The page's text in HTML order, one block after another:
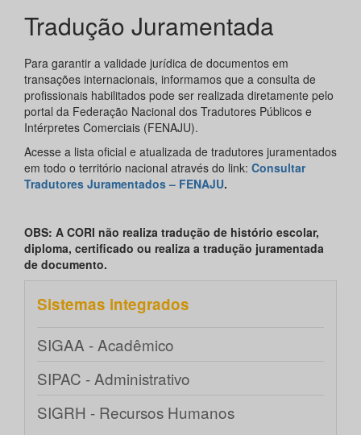
Tradução Juramentada
Para garantir a validade jurídica de documentos em
transações internacionais, informamos que a consulta de
profissionais habilitados pode ser realizada diretamente pelo
portal da Federação Nacional dos Tradutores Públicos e
Intérpretes Comerciais (FENAJU).
Acesse a lista oficial e atualizada de tradutores juramentados
em todo o território nacional através do link: Consultar
Tradutores Juramentados – FENAJU.
OBS: A CORI não realiza tradução de histório escolar,
diploma, certificado ou realiza a tradução juramentada
de documento.
Sistemas integrados
SIGAA - Acadêmico
SIPAC - Administrativo
SIGRH - Recursos Humanos